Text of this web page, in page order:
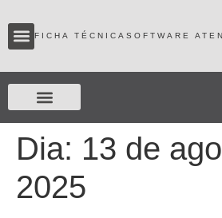
FICHA TÉCNICA SOFTWARE
Dia: 13 de
2025